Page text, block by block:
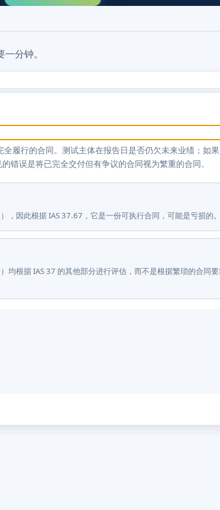
分钟。
履行的合同。测试主体在报告日是否仍欠未来业绩；如
错误是将已完全交付但有争议的合同视为繁重的合同。
因此根据 IAS 37.67，它是一份可执行合同，可能是亏损的。
均根据 IAS 37 的其他部分进行评估，而不是根据繁琐的合同